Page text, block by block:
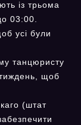
із трьома
03:00.
усі були
танцюристу
щоб
(штат